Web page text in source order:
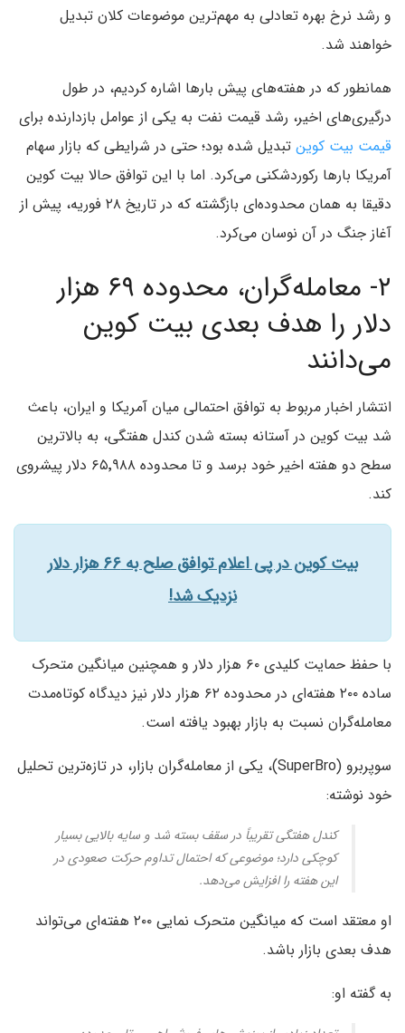
و رشد نرخ بهره تعادلی به مهم‌ترین موضوعات کلان تبدیل
خواهند شد.
همانطور که در هفته‌های پیش بارها اشاره کردیم، در طول
درگیری‌های اخیر، رشد قیمت نفت به یکی از عوامل بازدارنده برای
قیمت بیت کوین تبدیل شده بود؛ حتی در شرایطی که بازار سهام
آمریکا بارها رکوردشکنی می‌کرد. اما با این توافق حالا بیت کوین
دقیقا به همان محدوده‌ای بازگشته که در تاریخ ۲۸ فوریه، پیش از
آغاز جنگ در آن نوسان می‌کرد.
۲- معامله‌گران، محدوده ۶۹ هزار
دلار را هدف بعدی بیت کوین
می‌دانند
انتشار اخبار مربوط به توافق احتمالی میان آمریکا و ایران، باعث
شد بیت کوین در آستانه بسته شدن کندل هفتگی، به بالاترین
سطح دو هفته اخیر خود برسد و تا محدوده ۶۵٬۹۸۸ دلار پیشروی
کند.
بیت کوین در پی اعلام توافق صلح به ۶۶ هزار دلار
نزدیک شد!
با حفظ حمایت کلیدی ۶۰ هزار دلار و همچنین میانگین متحرک
ساده ۲۰۰ هفته‌ای در محدوده ۶۲ هزار دلار نیز دیدگاه کوتاه‌مدت
معامله‌گران نسبت به بازار بهبود یافته است.
سوپربرو (SuperBro)، یکی از معامله‌گران بازار، در تازه‌ترین تحلیل
خود نوشته:
کندل هفتگی تقریباً در سقف بسته شد و سایه بالایی بسیار
کوچکی دارد؛ موضوعی که احتمال تداوم حرکت صعودی در
این هفته را افزایش می‌دهد.
او معتقد است که میانگین متحرک نمایی ۲۰۰ هفته‌ای می‌تواند
هدف بعدی بازار باشد.
به گفته او: